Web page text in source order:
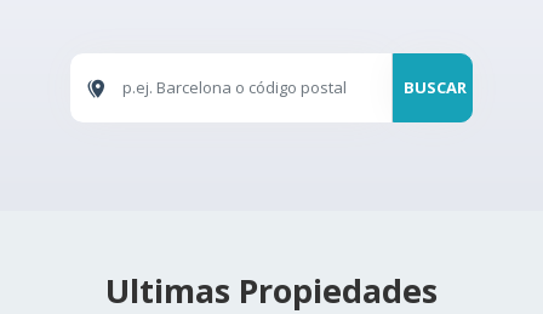
BUSCAR
Ultimas Propiedades